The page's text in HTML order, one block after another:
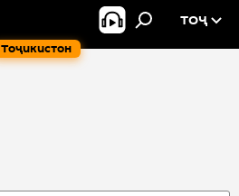
Тоҷикистон
ТОҶ